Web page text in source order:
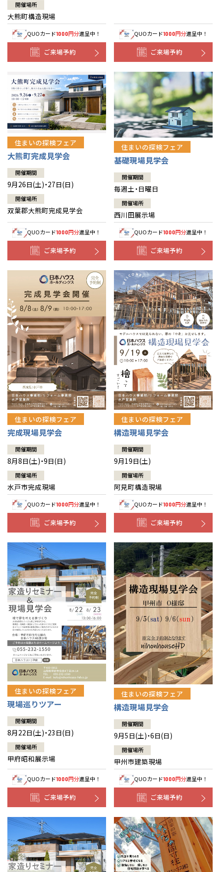
開催場所
大熊町構造現場
QUOカード1000円分進呈中！
ご来場予約
QUOカード1000円分進呈中！
ご来場予約
住まいの探検フェア
大熊町完成見学会
開催期間
9月26日(土)・27日(日)
開催場所
双葉郡大熊町完成見学会
QUOカード1000円分進呈中！
ご来場予約
住まいの探検フェア
基礎現場見学会
開催期間
毎週土・日曜日
開催場所
西川田展示場
QUOカード1000円分進呈中！
ご来場予約
住まいの探検フェア
完成現場見学会
開催期間
8月8日(土)・9日(日)
開催場所
水戸市完成現場
QUOカード1000円分進呈中！
ご来場予約
住まいの探検フェア
構造現場見学会
開催期間
9月19日(土)
開催場所
阿見町構造現場
QUOカード1000円分進呈中！
ご来場予約
住まいの探検フェア
現場巡りツアー
開催期間
8月22日(土)・23日(日)
開催場所
甲府昭和展示場
QUOカード1000円分進呈中！
ご来場予約
住まいの探検フェア
構造現場見学会
開催期間
9月5日(土)・6日(日)
開催場所
甲州市建築現場
QUOカード1000円分進呈中！
ご来場予約